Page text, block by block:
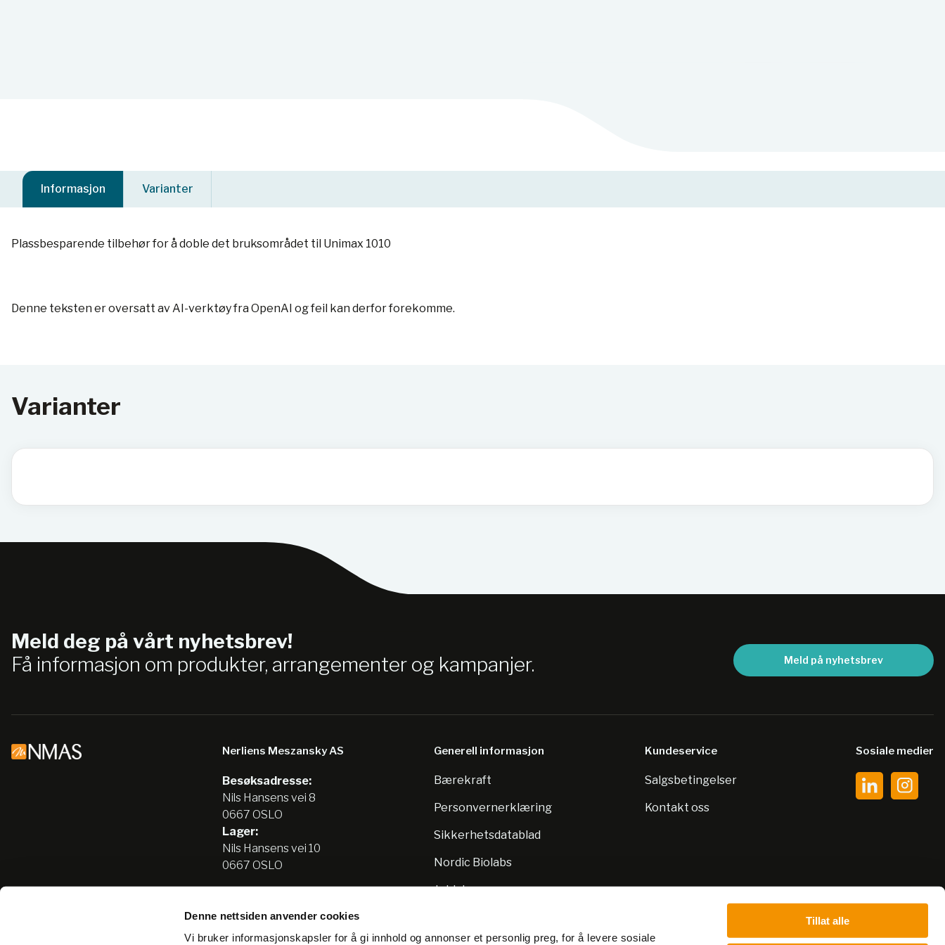
Denne nettsiden anvender cookies
Vi bruker informasjonskapsler for å gi innhold og annonser et personlig preg, for å levere sosiale
Tillat alle
Informasjon Varianter
Plassbesparende tilbehør for å doble det bruksområdet til Unimax 1010
Denne teksten er oversatt av AI-verktøy fra OpenAI og feil kan derfor forekomme.
Varianter
Meld deg på vårt nyhetsbrev!
Få informasjon om produkter, arrangementer og kampanjer.
Meld på nyhetsbrev
Nerliens Meszansky AS
Besøksadresse:
Nils Hansens vei 8
0667 OSLO
Lager:
Nils Hansens vei 10
0667 OSLO
Generell informasjon
Bærekraft
Personvernerklæring
Sikkerhetsdatablad
Nordic Biolabs
Jobb hos oss
Kundeservice
Salgsbetingelser
Kontakt oss
Sosiale medier